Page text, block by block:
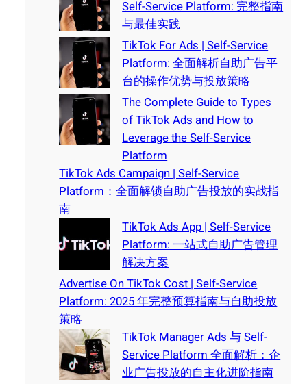
Self-Service Platform: 完整指南
与最佳实践
TikTok For Ads | Self-Service
Platform: 全面解析自助广告平
台的操作优势与投放策略
The Complete Guide to Types
of TikTok Ads and How to
Leverage the Self-Service
Platform
TikTok Ads Campaign | Self-Service
Platform：全面解锁自助广告投放的实战指
南
TikTok Ads App | Self-Service
Platform: 一站式自助广告管理
解决方案
Advertise On TikTok Cost | Self-Service
Platform: 2025 年完整预算指南与自助投放
策略
TikTok Manager Ads 与 Self-
Service Platform 全面解析：企
业广告投放的自主化进阶指南